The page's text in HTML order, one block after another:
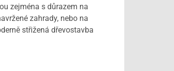
zejména s důrazem na
zahrady, nebo na
střižená dřevostavba